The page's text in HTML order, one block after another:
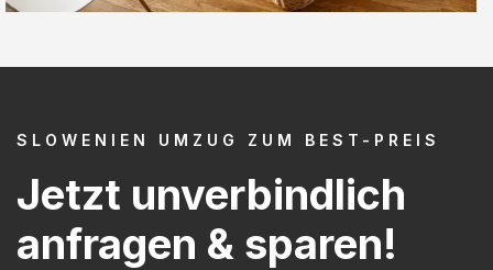
SLOWENIEN UMZUG ZUM BEST-PREIS
Jetzt unverbindlich
anfragen & sparen!